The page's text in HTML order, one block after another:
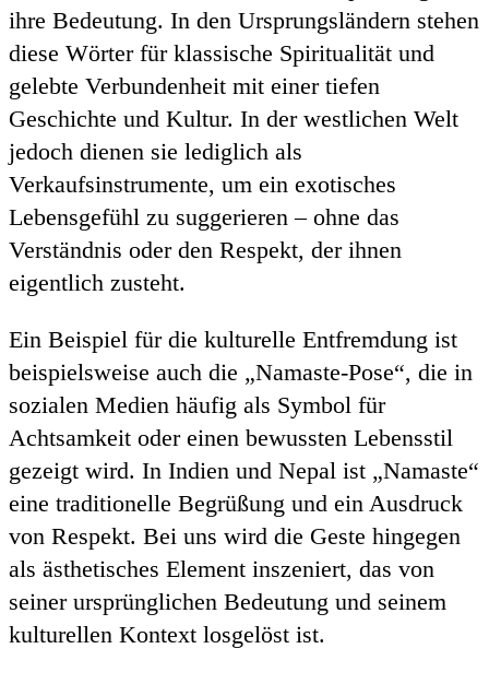
ihre Bedeutung. In den Ursprungsländern stehen
diese Wörter für klassische Spiritualität und
gelebte Verbundenheit mit einer tiefen
Geschichte und Kultur. In der westlichen Welt
jedoch dienen sie lediglich als
Verkaufsinstrumente, um ein exotisches
Lebensgefühl zu suggerieren – ohne das
Verständnis oder den Respekt, der ihnen
eigentlich zusteht.
Ein Beispiel für die kulturelle Entfremdung ist
beispielsweise auch die „Namaste-Pose“, die in
sozialen Medien häufig als Symbol für
Achtsamkeit oder einen bewussten Lebensstil
gezeigt wird. In Indien und Nepal ist „Namaste“
eine traditionelle Begrüßung und ein Ausdruck
von Respekt. Bei uns wird die Geste hingegen
als ästhetisches Element inszeniert, das von
seiner ursprünglichen Bedeutung und seinem
kulturellen Kontext losgelöst ist.